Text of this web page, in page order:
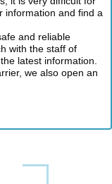
information and find a
and reliable
with the staff of
latest information.
we also open an